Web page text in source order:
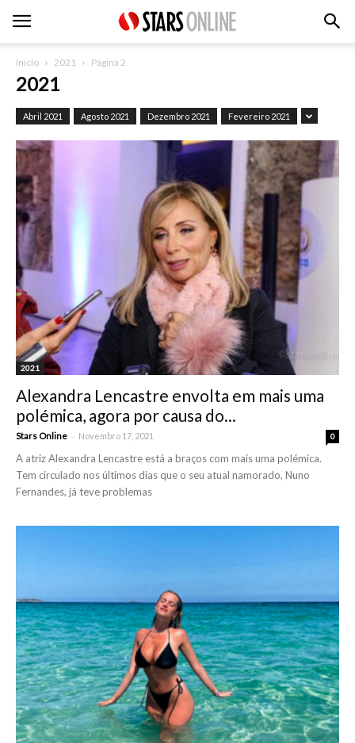
Inicio 2021 Página 2
2021
Abril 2021 Agosto 2021 Dezembro 2021 Fevereiro 2021
2021
Alexandra Lencastre envolta em mais uma
polémica, agora por causa do...
Stars Online - Novembro 17, 2021 0
A atriz Alexandra Lencastre está a braços com mais uma polémica.
Tem circulado nos últimos dias que o seu atual namorado, Nuno
Fernandes, já teve problemas